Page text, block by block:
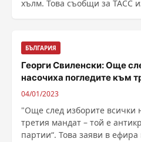
хълм. Това съобщи за ТАСС
БЪЛГАРИЯ
Георги Свиленски: Още
насочиха погледите към
04/01/2023
"Още след изборите всички
третия мандат – той е
партии“. Това заяви в ефира